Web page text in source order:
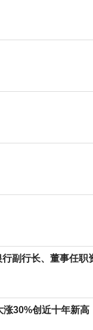
副行长、董事任职
涨30%创近十年新高